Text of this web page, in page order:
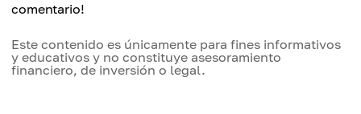
comentario!
Este contenido es únicamente para fines informativos
y educativos y no constituye asesoramiento
financiero, de inversión o legal.